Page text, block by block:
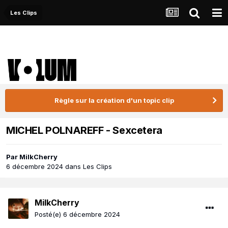
Les Clips
Règle sur la création d'un topic clip
MICHEL POLNAREFF - Sexcetera
Par MilkCherry
6 décembre 2024 dans Les Clips
MilkCherry
Posté(e) 6 décembre 2024